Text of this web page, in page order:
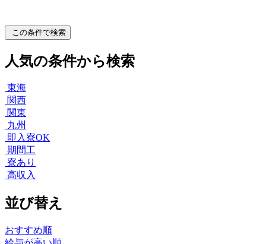
この条件で検索
人気の条件から検索
東海
関西
関東
九州
即入寮OK
期間工
寮あり
高収入
並び替え
おすすめ順